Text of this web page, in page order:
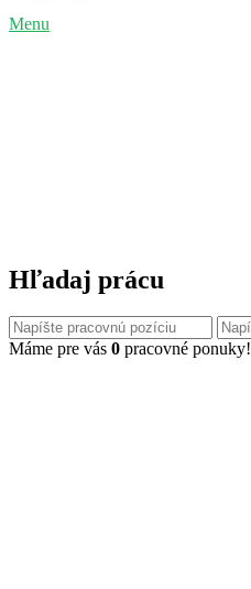
Menu
Hľadaj prácu
Máme pre vás 0 pracovné ponuky!